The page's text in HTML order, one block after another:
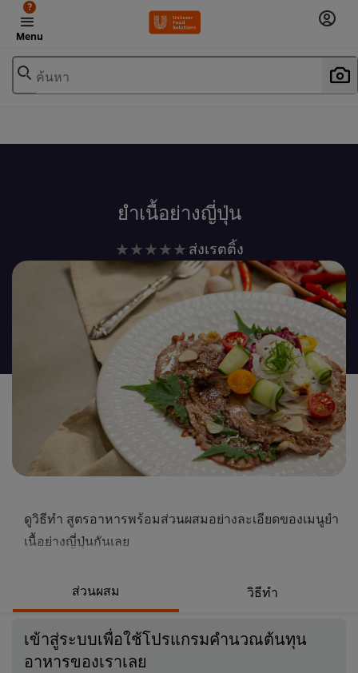
Menu
?
ค้นหา
ยำเนื้อย่างญี่ปุ่น
ไม่มี
การ
คะแนน
สำหรับ
recipe
นี้
ส่งเรตติ้ง
ดูวิธีทำ สูตรอาหารพร้อมส่วนผสมอย่างละเอียดของเมนูยำ
เนื้อย่างญี่ปุ่นกันเลย
ส่วนผสม วิธีทำ
เข้าสู่ระบบเพื่อใช้โปรแกรมคำนวณต้นทุน
อาหารของเราเลย